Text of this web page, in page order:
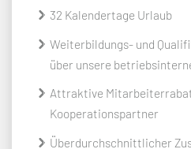
32 Kalendertage Urlaub
Weiterbildungs- und
über unsere
Attraktive
Kooperationspartner
Überdurchschnittlicher